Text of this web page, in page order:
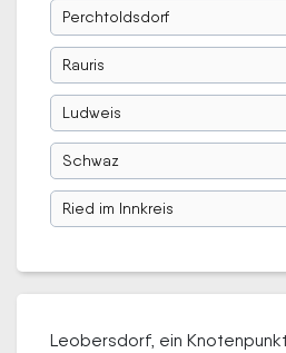
Perchtoldsdorf
Rauris
Ludweis
Schwaz
Ried im Innkreis
Leobersdorf, ein